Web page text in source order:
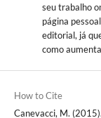
seu trabalho
página
editorial, já
como
How to Cite
Canevacci, M.